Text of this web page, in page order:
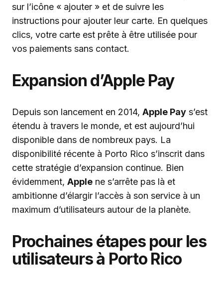
sur l’icône « ajouter » et de suivre les
instructions pour ajouter leur carte. En quelques
clics, votre carte est prête à être utilisée pour
vos paiements sans contact.
Expansion d’Apple Pay
Depuis son lancement en 2014, Apple Pay s’est
étendu à travers le monde, et est aujourd’hui
disponible dans de nombreux pays. La
disponibilité récente à Porto Rico s’inscrit dans
cette stratégie d’expansion continue. Bien
évidemment, Apple ne s’arrête pas là et
ambitionne d’élargir l’accès à son service à un
maximum d’utilisateurs autour de la planète.
Prochaines étapes pour les
utilisateurs à Porto Rico